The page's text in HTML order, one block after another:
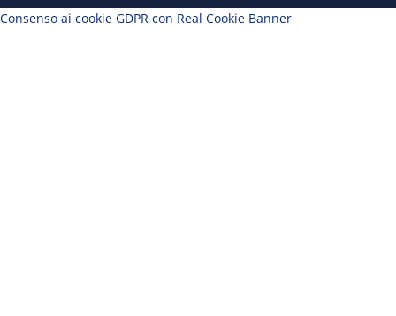
Consenso ai cookie GDPR con Real Cookie Banner